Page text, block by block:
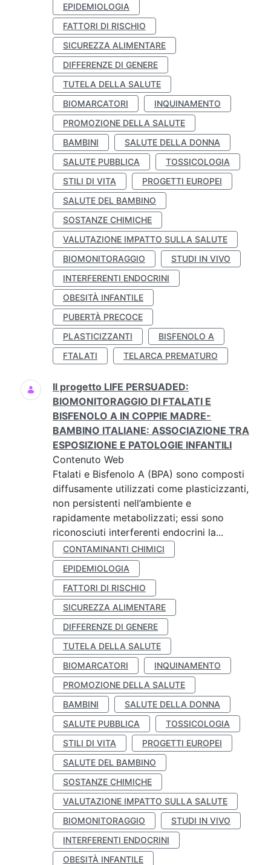
EPIDEMIOLOGIA
FATTORI DI RISCHIO
SICUREZZA ALIMENTARE
DIFFERENZE DI GENERE
TUTELA DELLA SALUTE
BIOMARCATORI
INQUINAMENTO
PROMOZIONE DELLA SALUTE
BAMBINI
SALUTE DELLA DONNA
SALUTE PUBBLICA
TOSSICOLOGIA
STILI DI VITA
PROGETTI EUROPEI
SALUTE DEL BAMBINO
SOSTANZE CHIMICHE
VALUTAZIONE IMPATTO SULLA SALUTE
BIOMONITORAGGIO
STUDI IN VIVO
INTERFERENTI ENDOCRINI
OBESITÀ INFANTILE
PUBERTÀ PRECOCE
PLASTICIZZANTI
BISFENOLO A
FTALATI
TELARCA PREMATURO
Il progetto LIFE PERSUADED:
BIOMONITORAGGIO DI FTALATI E
BISFENOLO A IN COPPIE MADRE-
BAMBINO ITALIANE: ASSOCIAZIONE TRA
ESPOSIZIONE E PATOLOGIE INFANTILI
Contenuto Web
Ftalati e Bisfenolo A (BPA) sono composti
diffusamente utilizzati come plasticizzanti,
non persistenti nell’ambiente e
rapidamente metabolizzati; essi sono
riconosciuti interferenti endocrini la...
CONTAMINANTI CHIMICI
EPIDEMIOLOGIA
FATTORI DI RISCHIO
SICUREZZA ALIMENTARE
DIFFERENZE DI GENERE
TUTELA DELLA SALUTE
BIOMARCATORI
INQUINAMENTO
PROMOZIONE DELLA SALUTE
BAMBINI
SALUTE DELLA DONNA
SALUTE PUBBLICA
TOSSICOLOGIA
STILI DI VITA
PROGETTI EUROPEI
SALUTE DEL BAMBINO
SOSTANZE CHIMICHE
VALUTAZIONE IMPATTO SULLA SALUTE
BIOMONITORAGGIO
STUDI IN VIVO
INTERFERENTI ENDOCRINI
OBESITÀ INFANTILE